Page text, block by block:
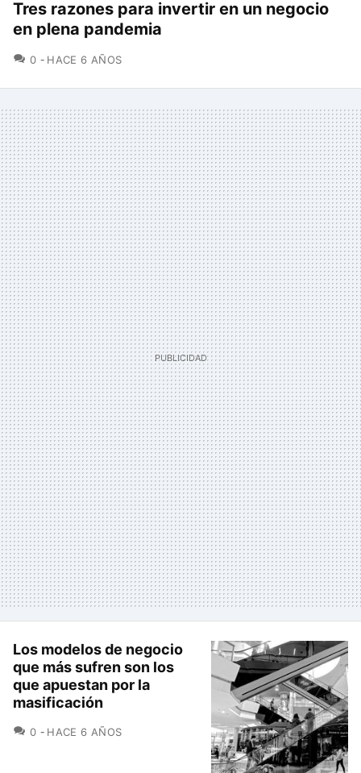
Tres razones para invertir en un negocio
en plena pandemia
0 COMENTARIOS
HACE 6 AÑOS
Los modelos de negocio
que más sufren son los
que apuestan por la
masificación
0 COMENTARIOS
HACE 6 AÑOS